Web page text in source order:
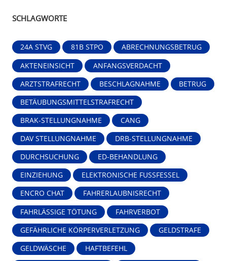
SCHLAGWORTE
24A STVG 81B STPO ABRECHNUNGSBETRUG
AKTENEINSICHT ANFANGSVERDACHT
ARZTSTRAFRECHT BESCHLAGNAHME BETRUG
BETÄUBUNGSMITTELSTRAFRECHT
BRAK-STELLUNGNAHME CANG
DAV STELLUNGNAHME DRB-STELLUNGNAHME
DURCHSUCHUNG ED-BEHANDLUNG
EINZIEHUNG ELEKTRONISCHE FUSSFESSEL
ENCRO CHAT FAHRERLAUBNISRECHT
FAHRLÄSSIGE TÖTUNG FAHRVERBOT
GEFÄHRLICHE KÖRPERVERLETZUNG GELDSTRAFE
GELDWÄSCHE HAFTBEFEHL